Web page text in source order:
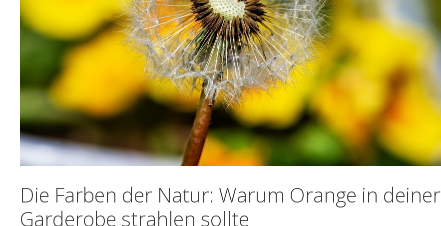
Die Farben der Natur: Warum Orange in deiner
Garderobe strahlen sollte